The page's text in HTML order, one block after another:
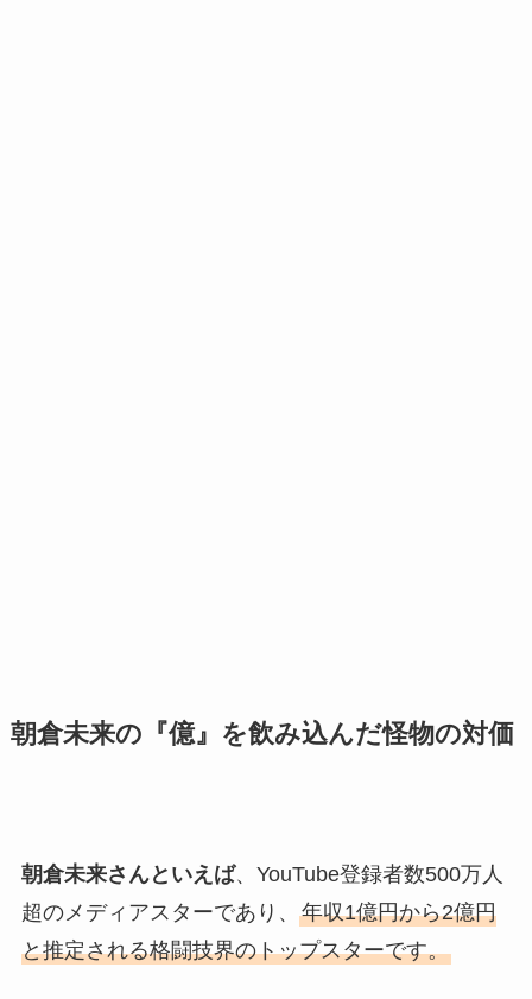
朝倉未来の『億』を飲み込んだ怪物の対価
朝倉未来さんといえば、YouTube登録者数500万人
超のメディアスターであり、 年収1億円から2億円
と推定される格闘技界のトップスターです。